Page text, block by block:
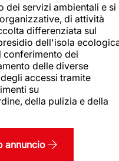
dei servizi ambientali e si
di attività
differenziata sul
dell'isola
conferimento dei
delle diverse
accessi tramite
su
della pulizia e della
annuncio